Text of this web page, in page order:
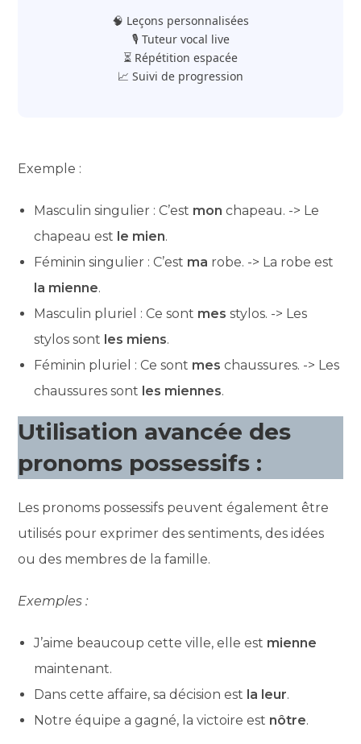
🧠 Leçons personnalisées
🎙️ Tuteur vocal live
⏳ Répétition espacée
📈 Suivi de progression
Exemple :
Masculin singulier : C’est mon chapeau. -> Le
chapeau est le mien.
Féminin singulier : C’est ma robe. -> La robe est
la mienne.
Masculin pluriel : Ce sont mes stylos. -> Les
stylos sont les miens.
Féminin pluriel : Ce sont mes chaussures. -> Les
chaussures sont les miennes.
Utilisation avancée des
pronoms possessifs :
Les pronoms possessifs peuvent également être
utilisés pour exprimer des sentiments, des idées
ou des membres de la famille.
Exemples :
J’aime beaucoup cette ville, elle est mienne
maintenant.
Dans cette affaire, sa décision est la leur.
Notre équipe a gagné, la victoire est nôtre.